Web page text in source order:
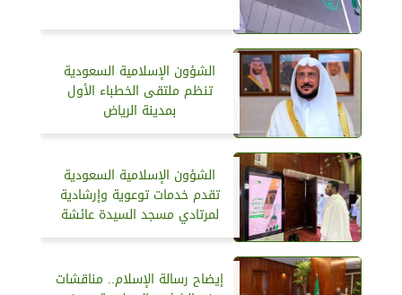
الشؤون الإسلامية السعودية
تنظم ملتقى الخطباء الأول
بمدينة الرياض
الشؤون الإسلامية السعودية
تقدم خدمات توعوية وإرشادية
لمرتادي مسجد السيدة عائشة
إيضاح رسالة الإسلام.. مناقشات